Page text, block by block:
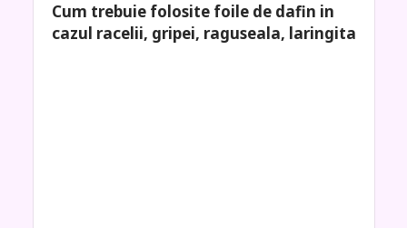
Cum trebuie folosite foile de dafin in
cazul racelii, gripei, raguseala, laringita